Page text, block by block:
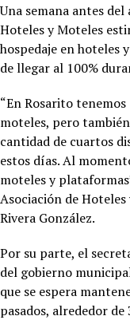
Una semana antes
Hoteles y Moteles
hospedaje en hoteles
de llegar al 100%
“En Rosarito
moteles, pero
cantidad de cuartos
estos días. Al
moteles y
Asociación de Hoteles
Rivera González.
Por su parte, el
del gobierno
que se espera
pasados, alrededor